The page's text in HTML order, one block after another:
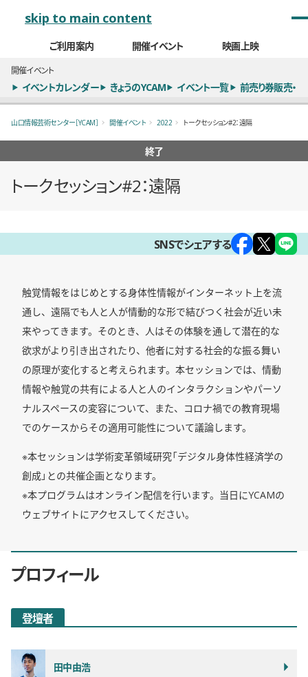
skip to main content
ご利用案内 開催イベント 映画上映
開催イベント
イベントカレンダー きょうのYCAM イベント一覧 前売り券販売・
山口情報芸術センター［YCAM］ 開催イベント 2022 トークセッション#2：遠隔
終了
トークセッション#2：遠隔
SNSでシェアする
触覚情報をはじめとする身体性情報がインターネット上を流
通し、遠隔でも人と人が情動的な形で結びつく社会が近い未
来やってきます。そのとき、人はその体験を通して潜在的な
欲求がより引き出されたり、他者に対する社会的な振る舞い
の原理が変化すると考えられます。本セッションでは、情動
情報や触覚の共有による人と人のインタラクションやパーソ
ナルスペースの変容について、また、コロナ禍での教育現場
でのケースからその適用可能性について議論します。
※本セッションは学術変革領域研究「デジタル身体性経済学の
創成」との共催企画となります。
※本プログラムはオンライン配信を行います。当日にYCAMの
ウェブサイトにアクセスしてください。
プロフィール
登壇者
田中由浩